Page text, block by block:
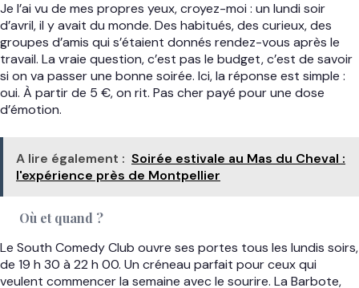
Je l’ai vu de mes propres yeux, croyez-moi : un lundi soir
d’avril, il y avait du monde. Des habitués, des curieux, des
groupes d’amis qui s’étaient donnés rendez-vous après le
travail. La vraie question, c’est pas le budget, c’est de savoir
si on va passer une bonne soirée. Ici, la réponse est simple :
oui. À partir de 5 €, on rit. Pas cher payé pour une dose
d’émotion.
A lire également : Soirée estivale au Mas du Cheval :
l'expérience près de Montpellier
Où et quand ?
Le South Comedy Club ouvre ses portes tous les lundis soirs,
de 19 h 30 à 22 h 00. Un créneau parfait pour ceux qui
veulent commencer la semaine avec le sourire. La Barbote,